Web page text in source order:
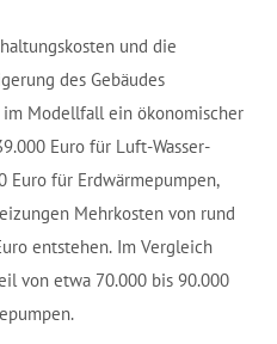
und die
des Gebäudes
Modellfall ein ökonomischer
Euro für Luft-Wasser-
Euro für Erdwärmepumpen,
Mehrkosten von rund
entstehen. Im Vergleich
von etwa 70.000 bis 90.000